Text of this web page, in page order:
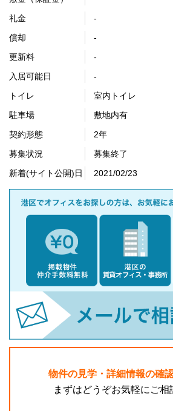
礼金
-
償却
-
更新料
-
入居可能日
-
トイレ
室内トイレ
駐車場
敷地内有
契約形態
2年
募集状況
募集終了
新着(サイト公開)日
2021/02/23
物件の見学・詳細情報の確
まずはどうぞお気軽にご相